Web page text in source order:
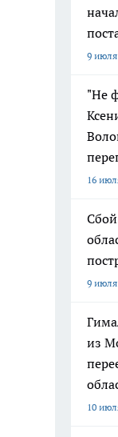
9 июля
"Не
16
Сбой
9 июля
из
10